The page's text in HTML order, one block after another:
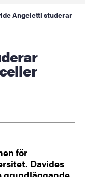
Angeletti studerar
för
Davides